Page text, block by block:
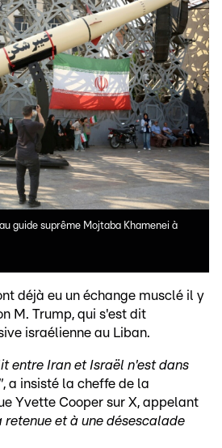
guide suprême Mojtaba Khamenei à
déjà eu un échange musclé il y
M. Trump, qui s'est dit
israélienne au Liban.
entre Iran et Israël n'est dans
, a insisté la cheffe de la
Yvette Cooper sur X, appelant
et à une désescalade